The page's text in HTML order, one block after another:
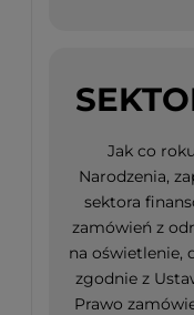
Jak co
Narodzenia,
sektora
zamówień z
na oświetlenie,
zgodnie z
Prawo